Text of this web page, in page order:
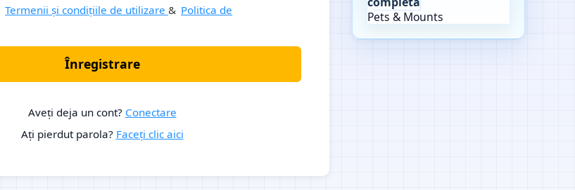
Termenii și condițiile de utilizare& Politica de
Înregistrare
Aveți deja un cont? Conectare
Ați pierdut parola? Faceți clic aici
Pets & Mounts